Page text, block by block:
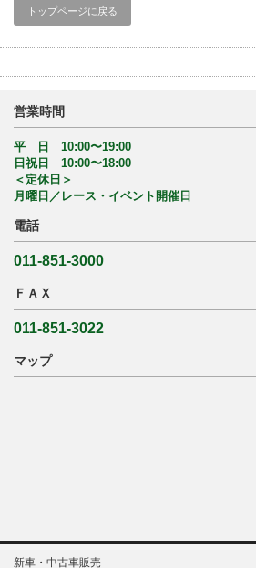
トップページに戻る
営業時間
平 日 10:00〜19:00
日祝日 10:00〜18:00
＜定休日＞
月曜日／レース・イベント開催日
電話
011-851-3000
ＦＡＸ
011-851-3022
マップ
新車・中古車販売